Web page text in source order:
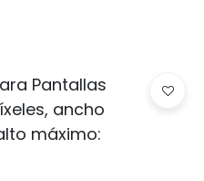
Pantallas
ancho
máximo: